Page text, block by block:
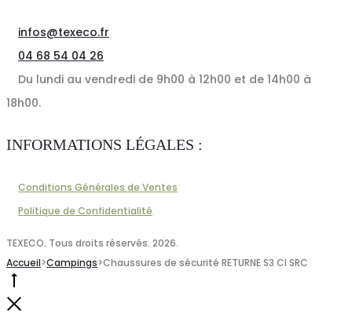
infos@texeco.fr
04 68 54 04 26
Du lundi au vendredi de 9h00 à 12h00 et de 14h00 à
18h00.
INFORMATIONS LÉGALES :
Conditions Générales de Ventes
Politique de Confidentialité
TEXECO. Tous droits réservés. 2026.
Accueil>Campings>Chaussures de sécurité RETURNE S3 CI SRC